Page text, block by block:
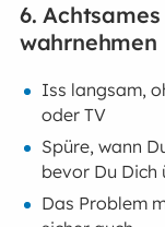
6.
wahrnehmen
Iss langsam,
oder TV
Spüre, wann
bevor Du
Das Problem